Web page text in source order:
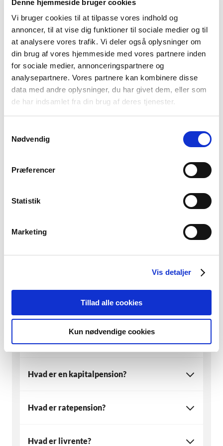
Denne hjemmeside bruger cookies
Vi bruger cookies til at tilpasse vores indhold og
annoncer, til at vise dig funktioner til sociale medier og til
at analysere vores trafik. Vi deler også oplysninger om
din brug af vores hjemmeside med vores partnere inden
for sociale medier, annonceringspartnere og
analysepartnere. Vores partnere kan kombinere disse
data med andre oplysninger, du har givet dem, eller som
de har indsamlet fra din brug af deres tjenester.
Nødvendig
Præferencer
Statistik
Marketing
Vis detaljer
Tillad alle cookies
Kun nødvendige cookies
Brug for en advokat? Få hjælp hos
Der findes mange måder at lave den rigtige
pensionsordning til dig.Kontakt os, så finder vi sammen
den rigtige løsning for dig.
Spørgsmål og svar
Hvad er en kapitalpension?
Hvad er ratepension?
Hvad er livrente?